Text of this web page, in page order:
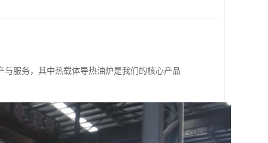
服务，其中热载体导热油炉是我们的核心产品